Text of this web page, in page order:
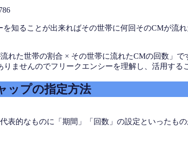
知ることが出来ればその世帯に何回そのCMが流
れた世帯の割合 × その世帯に流れたCMの回数」
ませんのでフリークエンシーを理解し、活用する
ップの指定方法
表的なものに「期間」「回数」の設定といったもの